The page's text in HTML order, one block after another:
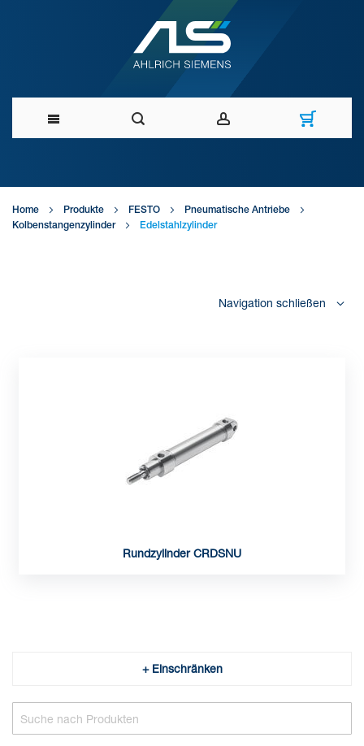
zum
Inhalt
Home Produkte FESTO
Pneumatische Antriebe
Kolbenstangenzylinder
Edelstahlzylinder
Navigation schließen
Rundzylinder CRDSNU
+ Einschränken